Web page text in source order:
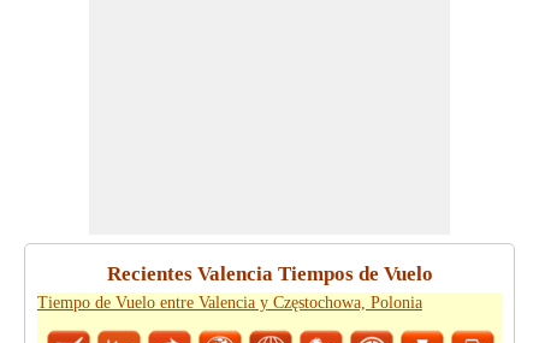
Recientes Valencia Tiempos de Vuelo
Tiempo de Vuelo entre Valencia y Częstochowa, Polonia